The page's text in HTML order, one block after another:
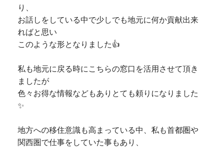
り、
お話しをしている中で少しでも地元に何か貢献出来
ればと思い
このような形となりました👍
私も地元に戻る時にこちらの窓口を活用させて頂き
ましたが
色々お得な情報などもありとても頼りになりました
✨
地方への移住意識も高まっている中、私も首都圏や
関西圏で仕事をしていた事もあり、